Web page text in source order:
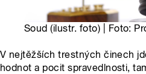
Soud (ilustr. foto) | Foto:
V nejtěžších trestných činech
hodnot a pocit spravedlnosti,